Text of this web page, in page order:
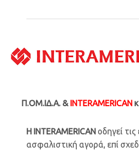
Π.ΟΜ.ΙΔ.Α. &ΙNTERAMERICAN
Η INTERAMERICANοδηγεί τις
ασφαλιστική αγορά, επί